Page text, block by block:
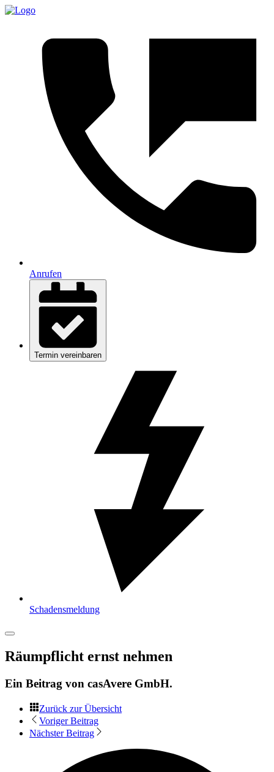
Anrufen
Termin vereinbaren
Schadensmeldung
Räumpflicht ernst nehmen
Ein Beitrag von casAvere GmbH.
Zurück zur Übersicht
Voriger Beitrag
Nächster Beitrag